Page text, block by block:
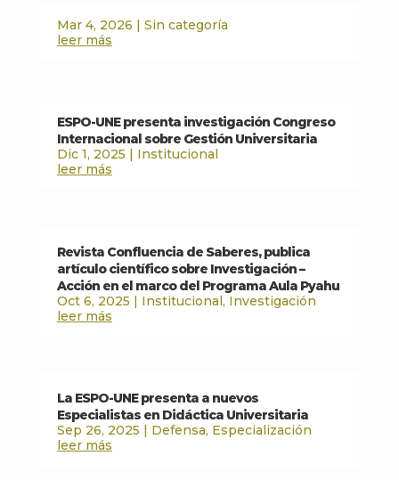
Mar 4, 2026 | Sin categoría
leer más
ESPO-UNE presenta investigación Congreso
Internacional sobre Gestión Universitaria
Dic 1, 2025
Institucional
leer más
Revista Confluencia de Saberes, publica
artículo científico sobre Investigación –
Acción en el marco del Programa Aula Pyahu
Oct 6, 2025 | Institucional, Investigación
leer más
La ESPO-UNE presenta a nuevos
Especialistas en Didáctica Universitaria
Sep 26, 2025 | Defensa, Especialización
leer más